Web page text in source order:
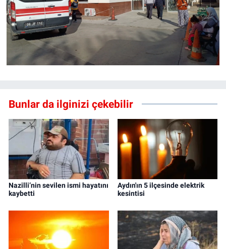
Bunlar da ilginizi çekebilir
Nazilli’nin sevilen ismi hayatını
kaybetti
Aydın'ın 5 ilçesinde elektrik
kesintisi